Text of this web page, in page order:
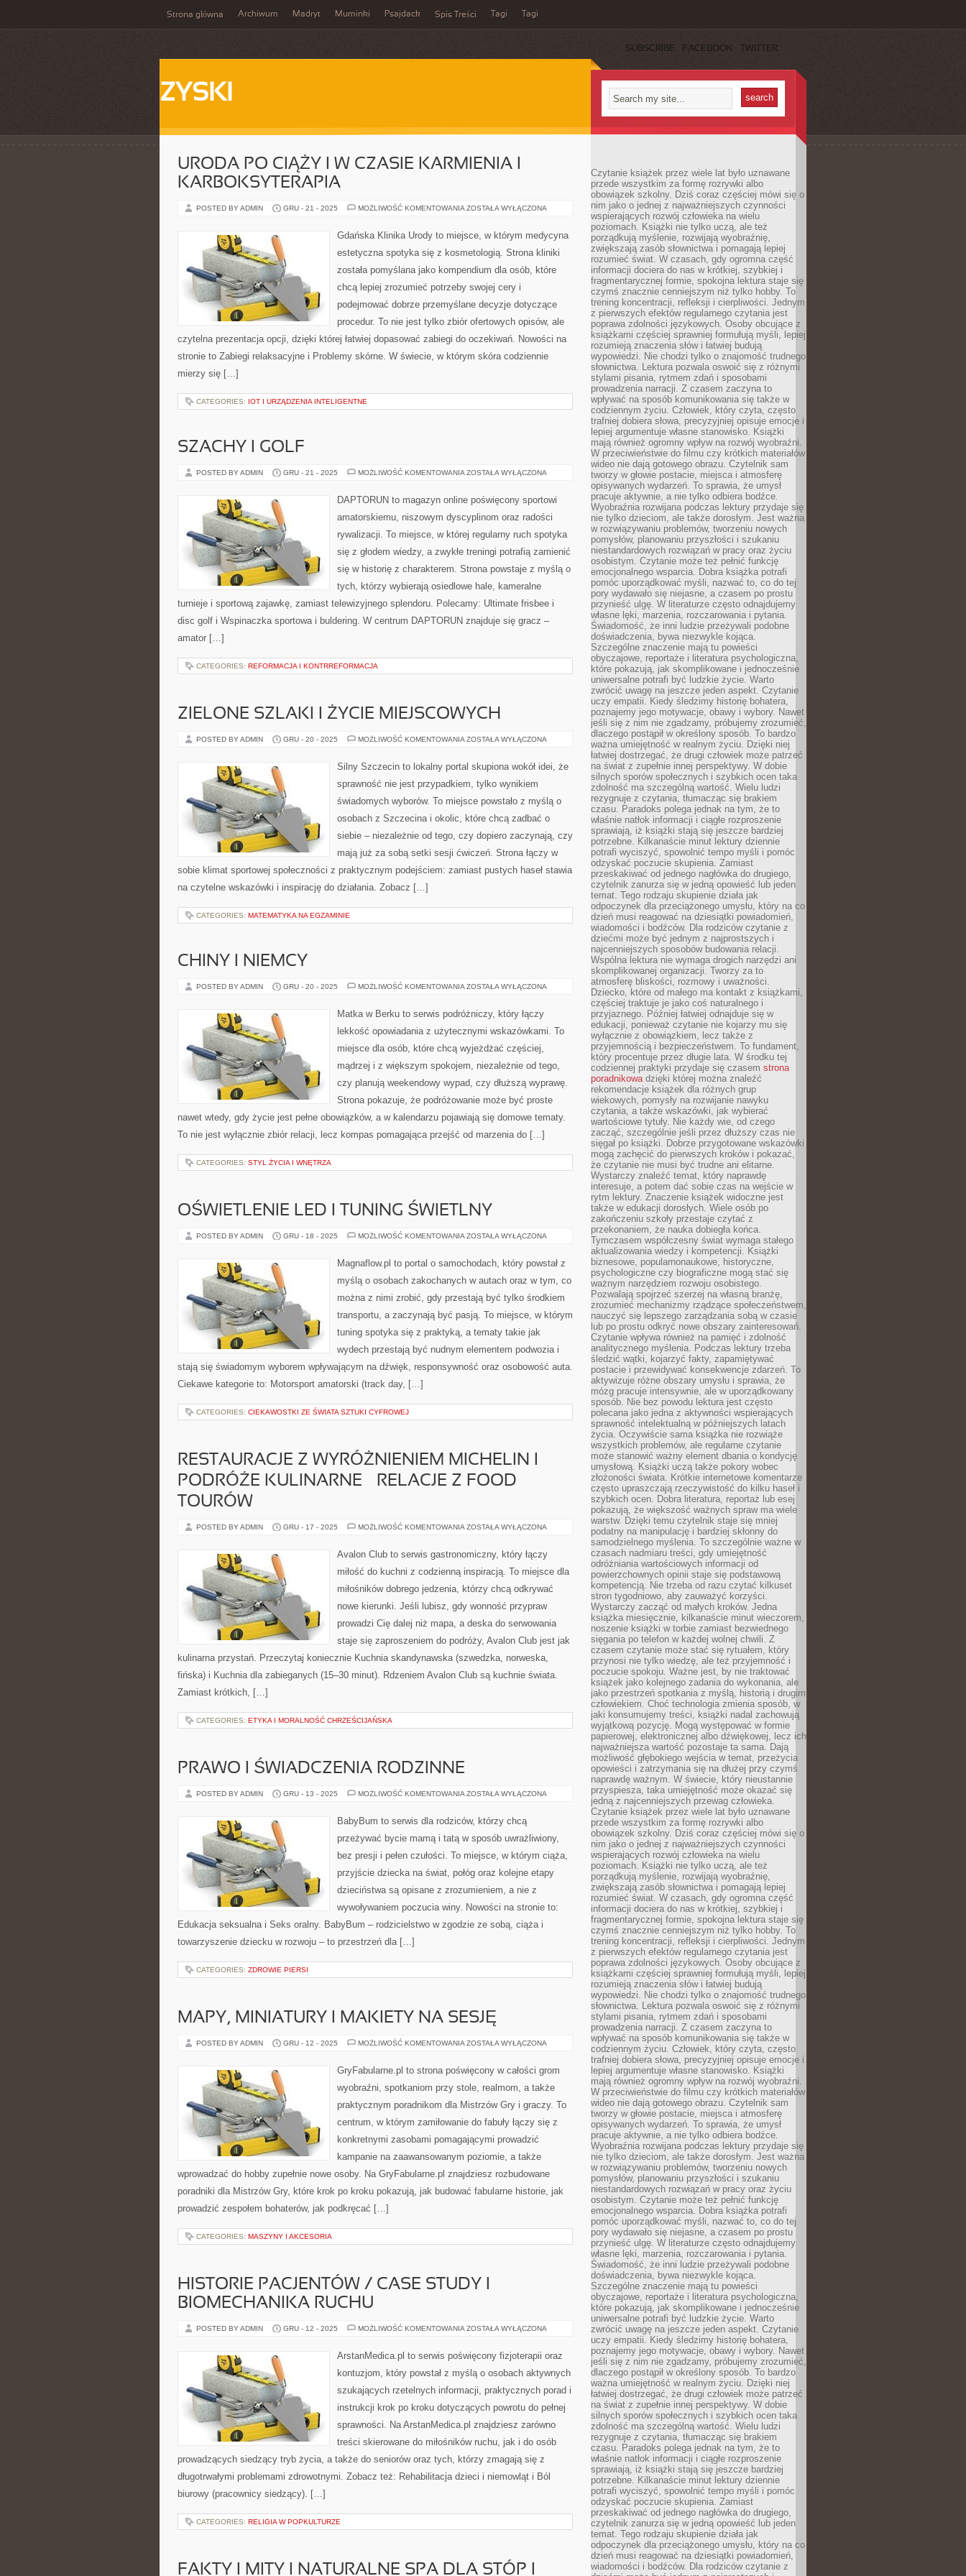
Strona główna Archiwum Madryt Muminki Psajdack Spis Treści Tagi Tagi
SUBSCRIBE FACEBOOK TWITTER
ZYSKI
URODA PO CIĄŻY I W CZASIE KARMIENIA I
KARBOKSYTERAPIA
POSTED BY ADMIN GRU - 21 - 2025 MOŻLIWOŚĆ KOMENTOWANIA URODA
W
KARMIENIA
KARBOKSYTERAPIA
ZOSTAŁA WYŁĄCZONA
Gdańska Klinika Urody to miejsce, w którym medycyna
estetyczna spotyka się z kosmetologią. Strona kliniki
została pomyślana jako kompendium dla osób, które
chcą lepiej zrozumieć potrzeby swojej cery i
podejmować dobrze przemyślane decyzje dotyczące
procedur. To nie jest tylko zbiór ofertowych opisów, ale
czytelna prezentacja opcji, dzięki której łatwiej dopasować zabiegi do oczekiwań. Nowości na
stronie to Zabiegi relaksacyjne i Problemy skórne. W świecie, w którym skóra codziennie
mierzy się […]
CATEGORIES: IOT I URZĄDZENIA INTELIGENTNE
SZACHY I GOLF
POSTED BY ADMIN GRU - 21 - 2025 MOŻLIWOŚĆ KOMENTOWANIA SZACHY
ZOSTAŁA WYŁĄCZONA
DAPTORUN to magazyn online poświęcony sportowi
amatorskiemu, niszowym dyscyplinom oraz radości
rywalizacji. To miejsce, w której regularny ruch spotyka
się z głodem wiedzy, a zwykłe treningi potrafią zamienić
się w historię z charakterem. Strona powstaje z myślą o
tych, którzy wybierają osiedlowe hale, kameralne
turnieje i sportową zajawkę, zamiast telewizyjnego splendoru. Polecamy: Ultimate frisbee i
disc golf i Wspinaczka sportowa i buldering. W centrum DAPTORUN znajduje się gracz –
amator […]
CATEGORIES: REFORMACJA I KONTRREFORMACJA
ZIELONE SZLAKI I ŻYCIE MIEJSCOWYCH
POSTED BY ADMIN GRU - 20 - 2025 MOŻLIWOŚĆ KOMENTOWANIA ZIELONE
ŻYCIE
MIEJSCOWYCH
ZOSTAŁA WYŁĄCZONA
Silny Szczecin to lokalny portal skupiona wokół idei, że
sprawność nie jest przypadkiem, tylko wynikiem
świadomych wyborów. To miejsce powstało z myślą o
osobach z Szczecina i okolic, które chcą zadbać o
siebie – niezależnie od tego, czy dopiero zaczynają, czy
mają już za sobą setki sesji ćwiczeń. Strona łączy w
sobie klimat sportowej społeczności z praktycznym podejściem: zamiast pustych haseł stawia
na czytelne wskazówki i inspirację do działania. Zobacz […]
CATEGORIES: MATEMATYKA NA EGZAMINIE
CHINY I NIEMCY
POSTED BY ADMIN GRU - 20 - 2025 MOŻLIWOŚĆ KOMENTOWANIA CHINY
ZOSTAŁA WYŁĄCZONA
Matka w Berku to serwis podróżniczy, który łączy
lekkość opowiadania z użytecznymi wskazówkami. To
miejsce dla osób, które chcą wyjeżdżać częściej,
mądrzej i z większym spokojem, niezależnie od tego,
czy planują weekendowy wypad, czy dłuższą wyprawę.
Strona pokazuje, że podróżowanie może być proste
nawet wtedy, gdy życie jest pełne obowiązków, a w kalendarzu pojawiają się domowe tematy.
To nie jest wyłącznie zbiór relacji, lecz kompas pomagająca przejść od marzenia do […]
CATEGORIES: STYL ŻYCIA I WNĘTRZA
OŚWIETLENIE LED I TUNING ŚWIETLNY
POSTED BY ADMIN GRU - 18 - 2025 MOŻLIWOŚĆ KOMENTOWANIA OŚWIETLENIE
TUNING
ŚWIETLNY
ZOSTAŁA WYŁĄCZONA
Magnaflow.pl to portal o samochodach, który powstał z
myślą o osobach zakochanych w autach oraz w tym, co
można z nimi zrobić, gdy przestają być tylko środkiem
transportu, a zaczynają być pasją. To miejsce, w którym
tuning spotyka się z praktyką, a tematy takie jak
wydech przestają być nudnym elementem podwozia i
stają się świadomym wyborem wpływającym na dźwięk, responsywność oraz osobowość auta.
Ciekawe kategorie to: Motorsport amatorski (track day, […]
CATEGORIES: CIEKAWOSTKI ZE ŚWIATA SZTUKI CYFROWEJ
RESTAURACJE Z WYRÓŻNIENIEM MICHELIN I
PODRÓŻE KULINARNE – RELACJE Z FOOD
TOURÓW
POSTED BY ADMIN GRU - 17 - 2025 MOŻLIWOŚĆ KOMENTOWANIA RESTAURACJE
MICHELIN
I
KULINARNE
RELACJE
FOOD
ZOSTAŁA WYŁĄCZONA
Avalon Club to serwis gastronomiczny, który łączy
miłość do kuchni z codzienną inspiracją. To miejsce dla
miłośników dobrego jedzenia, którzy chcą odkrywać
nowe kierunki. Jeśli lubisz, gdy wonność przypraw
prowadzi Cię dalej niż mapa, a deska do serwowania
staje się zaproszeniem do podróży, Avalon Club jest jak
kulinarna przystań. Przeczytaj koniecznie Kuchnia skandynawska (szwedzka, norweska,
fińska) i Kuchnia dla zabieganych (15–30 minut). Rdzeniem Avalon Club są kuchnie świata.
Zamiast krótkich, […]
CATEGORIES: ETYKA I MORALNOŚĆ CHRZEŚCIJAŃSKA
PRAWO I ŚWIADCZENIA RODZINNE
POSTED BY ADMIN GRU - 13 - 2025 MOŻLIWOŚĆ KOMENTOWANIA PRAWO
RODZINNE
ZOSTAŁA WYŁĄCZONA
BabyBum to serwis dla rodziców, którzy chcą
przeżywać bycie mamą i tatą w sposób uwrażliwiony,
bez presji i pełen czułości. To miejsce, w którym ciąża,
przyjście dziecka na świat, połóg oraz kolejne etapy
dzieciństwa są opisane z zrozumieniem, a nie z
wywoływaniem poczucia winy. Nowości na stronie to:
Edukacja seksualna i Seks oralny. BabyBum – rodzicielstwo w zgodzie ze sobą, ciąża i
towarzyszenie dziecku w rozwoju – to przestrzeń dla […]
CATEGORIES: ZDROWIE PIERSI
MAPY, MINIATURY I MAKIETY NA SESJĘ
POSTED BY ADMIN GRU - 12 - 2025 MOŻLIWOŚĆ KOMENTOWANIA MAPY,
MAKIETY
NA
ZOSTAŁA WYŁĄCZONA
GryFabularne.pl to strona poświęcony w całości grom
wyobraźni, spotkaniom przy stole, realmom, a także
praktycznym poradnikom dla Mistrzów Gry i graczy. To
centrum, w którym zamiłowanie do fabuły łączy się z
konkretnymi zasobami pomagającymi prowadzić
kampanie na zaawansowanym poziomie, a także
wprowadzać do hobby zupełnie nowe osoby. Na GryFabularne.pl znajdziesz rozbudowane
poradniki dla Mistrzów Gry, które krok po kroku pokazują, jak budować fabularne historie, jak
prowadzić zespołem bohaterów, jak podkręcać […]
CATEGORIES: MASZYNY I AKCESORIA
HISTORIE PACJENTÓW / CASE STUDY I
BIOMECHANIKA RUCHU
POSTED BY ADMIN GRU - 12 - 2025 MOŻLIWOŚĆ KOMENTOWANIA HISTORIE
CASE
STUDY
BIOMECHANIKA
ZOSTAŁA WYŁĄCZONA
ArstanMedica.pl to serwis poświęcony fizjoterapii oraz
kontuzjom, który powstał z myślą o osobach aktywnych
szukających rzetelnych informacji, praktycznych porad i
instrukcji krok po kroku dotyczących powrotu do pełnej
sprawności. Na ArstanMedica.pl znajdziesz zarówno
treści skierowane do miłośników ruchu, jak i do osób
prowadzących siedzący tryb życia, a także do seniorów oraz tych, którzy zmagają się z
długotrwałymi problemami zdrowotnymi. Zobacz też: Rehabilitacja dzieci i niemowląt i Ból
biurowy (pracownicy siedzący). […]
CATEGORIES: RELIGIA W POPKULTURZE
FAKTY I MITY I NATURALNE SPA DLA STÓP I
Czytanie książek przez wiele lat było uznawane
przede wszystkim za formę rozrywki albo
obowiązek szkolny. Dziś coraz częściej mówi się o
nim jako o jednej z najważniejszych czynności
wspierających rozwój człowieka na wielu
poziomach. Książki nie tylko uczą, ale też
porządkują myślenie, rozwijają wyobraźnię,
zwiększają zasób słownictwa i pomagają lepiej
rozumieć świat. W czasach, gdy ogromna część
informacji dociera do nas w krótkiej, szybkiej i
fragmentarycznej formie, spokojna lektura staje się
czymś znacznie cenniejszym niż tylko hobby. To
trening koncentracji, refleksji i cierpliwości. Jednym
z pierwszych efektów regularnego czytania jest
poprawa zdolności językowych. Osoby obcujące z
książkami częściej sprawniej formułują myśli, lepiej
rozumieją znaczenia słów i łatwiej budują
wypowiedzi. Nie chodzi tylko o znajomość trudnego
słownictwa. Lektura pozwala oswoić się z różnymi
stylami pisania, rytmem zdań i sposobami
prowadzenia narracji. Z czasem zaczyna to
wpływać na sposób komunikowania się także w
codziennym życiu. Człowiek, który czyta, często
trafniej dobiera słowa, precyzyjniej opisuje emocje i
lepiej argumentuje własne stanowisko. Książki
mają również ogromny wpływ na rozwój wyobraźni.
W przeciwieństwie do filmu czy krótkich materiałów
wideo nie dają gotowego obrazu. Czytelnik sam
tworzy w głowie postacie, miejsca i atmosferę
opisywanych wydarzeń. To sprawia, że umysł
pracuje aktywnie, a nie tylko odbiera bodźce.
Wyobraźnia rozwijana podczas lektury przydaje się
nie tylko dzieciom, ale także dorosłym. Jest ważna
w rozwiązywaniu problemów, tworzeniu nowych
pomysłów, planowaniu przyszłości i szukaniu
niestandardowych rozwiązań w pracy oraz życiu
osobistym. Czytanie może też pełnić funkcję
emocjonalnego wsparcia. Dobra książka potrafi
pomóc uporządkować myśli, nazwać to, co do tej
pory wydawało się niejasne, a czasem po prostu
przynieść ulgę. W literaturze często odnajdujemy
własne lęki, marzenia, rozczarowania i pytania.
Świadomość, że inni ludzie przeżywali podobne
doświadczenia, bywa niezwykle kojąca.
Szczególne znaczenie mają tu powieści
obyczajowe, reportaże i literatura psychologiczna,
które pokazują, jak skomplikowane i jednocześnie
uniwersalne potrafi być ludzkie życie. Warto
zwrócić uwagę na jeszcze jeden aspekt. Czytanie
uczy empatii. Kiedy śledzimy historię bohatera,
poznajemy jego motywacje, obawy i wybory. Nawet
jeśli się z nim nie zgadzamy, próbujemy zrozumieć,
dlaczego postąpił w określony sposób. To bardzo
ważna umiejętność w realnym życiu. Dzięki niej
łatwiej dostrzegać, że drugi człowiek może patrzeć
na świat z zupełnie innej perspektywy. W dobie
silnych sporów społecznych i szybkich ocen taka
zdolność ma szczególną wartość. Wielu ludzi
rezygnuje z czytania, tłumacząc się brakiem
czasu. Paradoks polega jednak na tym, że to
właśnie natłok informacji i ciągłe rozproszenie
sprawiają, iż książki stają się jeszcze bardziej
potrzebne. Kilkanaście minut lektury dziennie
potrafi wyciszyć, spowolnić tempo myśli i pomóc
odzyskać poczucie skupienia. Zamiast
przeskakiwać od jednego nagłówka do drugiego,
czytelnik zanurza się w jedną opowieść lub jeden
temat. Tego rodzaju skupienie działa jak
odpoczynek dla przeciążonego umysłu, który na co
dzień musi reagować na dziesiątki powiadomień,
wiadomości i bodźców. Dla rodziców czytanie z
dziećmi może być jednym z najprostszych i
najcenniejszych sposobów budowania relacji.
Wspólna lektura nie wymaga drogich narzędzi ani
skomplikowanej organizacji. Tworzy za to
atmosferę bliskości, rozmowy i uważności.
Dziecko, które od małego ma kontakt z książkami,
częściej traktuje je jako coś naturalnego i
przyjaznego. Później łatwiej odnajduje się w
edukacji, ponieważ czytanie nie kojarzy mu się
wyłącznie z obowiązkiem, lecz także z
przyjemnością i bezpieczeństwem. To fundament,
który procentuje przez długie lata. W środku tej
codziennej praktyki przydaje się czasem strona
poradnikowadzięki której można znaleźć
rekomendacje książek dla różnych grup
wiekowych, pomysły na rozwijanie nawyku
czytania, a także wskazówki, jak wybierać
wartościowe tytuły. Nie każdy wie, od czego
zacząć, szczególnie jeśli przez dłuższy czas nie
sięgał po książki. Dobrze przygotowane wskazówki
mogą zachęcić do pierwszych kroków i pokazać,
że czytanie nie musi być trudne ani elitarne.
Wystarczy znaleźć temat, który naprawdę
interesuje, a potem dać sobie czas na wejście w
rytm lektury. Znaczenie książek widoczne jest
także w edukacji dorosłych. Wiele osób po
zakończeniu szkoły przestaje czytać z
przekonaniem, że nauka dobiegła końca.
Tymczasem współczesny świat wymaga stałego
aktualizowania wiedzy i kompetencji. Książki
biznesowe, popularnonaukowe, historyczne,
psychologiczne czy biograficzne mogą stać się
ważnym narzędziem rozwoju osobistego.
Pozwalają spojrzeć szerzej na własną branżę,
zrozumieć mechanizmy rządzące społeczeństwem,
nauczyć się lepszego zarządzania sobą w czasie
lub po prostu odkryć nowe obszary zainteresowań.
Czytanie wpływa również na pamięć i zdolność
analitycznego myślenia. Podczas lektury trzeba
śledzić wątki, kojarzyć fakty, zapamiętywać
postacie i przewidywać konsekwencje zdarzeń. To
aktywizuje różne obszary umysłu i sprawia, że
mózg pracuje intensywnie, ale w uporządkowany
sposób. Nie bez powodu lektura jest często
polecana jako jedna z aktywności wspierających
sprawność intelektualną w późniejszych latach
życia. Oczywiście sama książka nie rozwiąże
wszystkich problemów, ale regularne czytanie
może stanowić ważny element dbania o kondycję
umysłową. Książki uczą także pokory wobec
złożoności świata. Krótkie internetowe komentarze
często upraszczają rzeczywistość do kilku haseł i
szybkich ocen. Dobra literatura, reportaż lub esej
pokazują, że większość ważnych spraw ma wiele
warstw. Dzięki temu czytelnik staje się mniej
podatny na manipulację i bardziej skłonny do
samodzielnego myślenia. To szczególnie ważne w
czasach nadmiaru treści, gdy umiejętność
odróżniania wartościowych informacji od
powierzchownych opinii staje się podstawową
kompetencją. Nie trzeba od razu czytać kilkuset
stron tygodniowo, aby zauważyć korzyści.
Wystarczy zacząć od małych kroków. Jedna
książka miesięcznie, kilkanaście minut wieczorem,
noszenie książki w torbie zamiast bezwiednego
sięgania po telefon w każdej wolnej chwili. Z
czasem czytanie może stać się rytuałem, który
przynosi nie tylko wiedzę, ale też przyjemność i
poczucie spokoju. Ważne jest, by nie traktować
książek jako kolejnego zadania do wykonania, ale
jako przestrzeń spotkania z myślą, historią i drugim
człowiekiem. Choć technologia zmienia sposób, w
jaki konsumujemy treści, książki nadal zachowują
wyjątkową pozycję. Mogą występować w formie
papierowej, elektronicznej albo dźwiękowej, lecz ich
najważniejsza wartość pozostaje ta sama. Dają
możliwość głębokiego wejścia w temat, przeżycia
opowieści i zatrzymania się na dłużej przy czymś
naprawdę ważnym. W świecie, który nieustannie
przyspiesza, taka umiejętność może okazać się
jedną z najcenniejszych przewag człowieka.
Czytanie książek przez wiele lat było uznawane
przede wszystkim za formę rozrywki albo
obowiązek szkolny. Dziś coraz częściej mówi się o
nim jako o jednej z najważniejszych czynności
wspierających rozwój człowieka na wielu
poziomach. Książki nie tylko uczą, ale też
porządkują myślenie, rozwijają wyobraźnię,
zwiększają zasób słownictwa i pomagają lepiej
rozumieć świat. W czasach, gdy ogromna część
informacji dociera do nas w krótkiej, szybkiej i
fragmentarycznej formie, spokojna lektura staje się
czymś znacznie cenniejszym niż tylko hobby. To
trening koncentracji, refleksji i cierpliwości. Jednym
z pierwszych efektów regularnego czytania jest
poprawa zdolności językowych. Osoby obcujące z
książkami częściej sprawniej formułują myśli, lepiej
rozumieją znaczenia słów i łatwiej budują
wypowiedzi. Nie chodzi tylko o znajomość trudnego
słownictwa. Lektura pozwala oswoić się z różnymi
stylami pisania, rytmem zdań i sposobami
prowadzenia narracji. Z czasem zaczyna to
wpływać na sposób komunikowania się także w
codziennym życiu. Człowiek, który czyta, często
trafniej dobiera słowa, precyzyjniej opisuje emocje i
lepiej argumentuje własne stanowisko. Książki
mają również ogromny wpływ na rozwój wyobraźni.
W przeciwieństwie do filmu czy krótkich materiałów
wideo nie dają gotowego obrazu. Czytelnik sam
tworzy w głowie postacie, miejsca i atmosferę
opisywanych wydarzeń. To sprawia, że umysł
pracuje aktywnie, a nie tylko odbiera bodźce.
Wyobraźnia rozwijana podczas lektury przydaje się
nie tylko dzieciom, ale także dorosłym. Jest ważna
w rozwiązywaniu problemów, tworzeniu nowych
pomysłów, planowaniu przyszłości i szukaniu
niestandardowych rozwiązań w pracy oraz życiu
osobistym. Czytanie może też pełnić funkcję
emocjonalnego wsparcia. Dobra książka potrafi
pomóc uporządkować myśli, nazwać to, co do tej
pory wydawało się niejasne, a czasem po prostu
przynieść ulgę. W literaturze często odnajdujemy
własne lęki, marzenia, rozczarowania i pytania.
Świadomość, że inni ludzie przeżywali podobne
doświadczenia, bywa niezwykle kojąca.
Szczególne znaczenie mają tu powieści
obyczajowe, reportaże i literatura psychologiczna,
które pokazują, jak skomplikowane i jednocześnie
uniwersalne potrafi być ludzkie życie. Warto
zwrócić uwagę na jeszcze jeden aspekt. Czytanie
uczy empatii. Kiedy śledzimy historię bohatera,
poznajemy jego motywacje, obawy i wybory. Nawet
jeśli się z nim nie zgadzamy, próbujemy zrozumieć,
dlaczego postąpił w określony sposób. To bardzo
ważna umiejętność w realnym życiu. Dzięki niej
łatwiej dostrzegać, że drugi człowiek może patrzeć
na świat z zupełnie innej perspektywy. W dobie
silnych sporów społecznych i szybkich ocen taka
zdolność ma szczególną wartość. Wielu ludzi
rezygnuje z czytania, tłumacząc się brakiem
czasu. Paradoks polega jednak na tym, że to
właśnie natłok informacji i ciągłe rozproszenie
sprawiają, iż książki stają się jeszcze bardziej
potrzebne. Kilkanaście minut lektury dziennie
potrafi wyciszyć, spowolnić tempo myśli i pomóc
odzyskać poczucie skupienia. Zamiast
przeskakiwać od jednego nagłówka do drugiego,
czytelnik zanurza się w jedną opowieść lub jeden
temat. Tego rodzaju skupienie działa jak
odpoczynek dla przeciążonego umysłu, który na co
dzień musi reagować na dziesiątki powiadomień,
wiadomości i bodźców. Dla rodziców czytanie z